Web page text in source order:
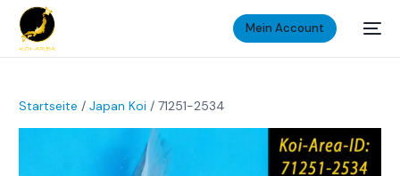
Mein Account
Startseite /Japan Koi / 71251-2534